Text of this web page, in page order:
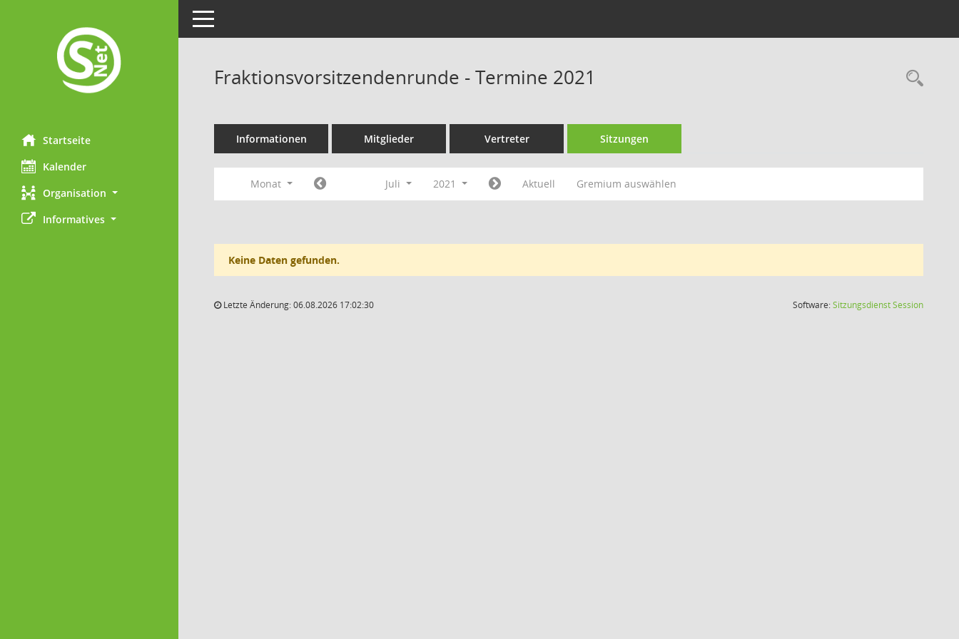
Startseite
Kalender
Organisation
Informatives
Toggle navigation
Fraktionsvorsitzendenrunde - Termine 2021
Informationen Mitglieder Vertreter Sitzungen
Monat Juli 2021 Aktuell Gremium auswählen
Keine Daten gefunden.
Letzte Änderung: 06.08.2026 17:02:30 Software:SitzungsdienstSession(Wird in